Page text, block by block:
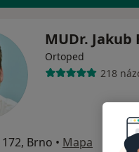
MUDr. Jakub
Ortoped
218
Brno • Mapa